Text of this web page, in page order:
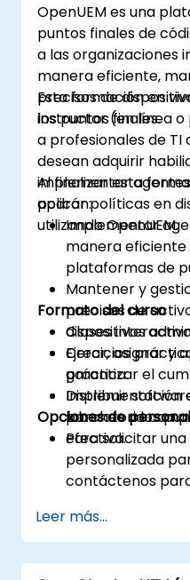
OpenUEM es una
puntos finales de
a las organizaciones
manera eficiente,
precisos de
los puntos finales.
Esta formación en
instructor (en línea o
a profesionales de TI
desean adquirir
implementar
aplicar políticas en
utilizando OpenUEM.
Al finalizar esta
podrán:
Implementar
manera
plataformas de
Mantener y
precisos de
dispositivos
Crear, asignar y
garantizar el
Distribuir
parches a los
efectiva.
Formato del curso
Clases
Ejercicios
práctica.
Implementación
laboratorio con
Opciones de
Para solicitar
personalizada
contáctenos
Leer más...